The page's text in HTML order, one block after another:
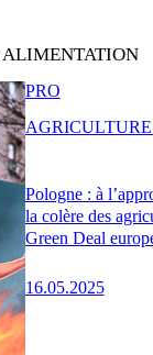
Pologne : à
la colère des
Green Deal
16.05.2025
PRO